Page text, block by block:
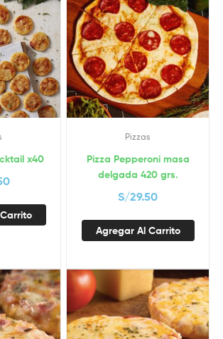
x40
Pizzas
Pizza Pepperoni masa
delgada 420 grs.
S/29.50
Agregar Al Carrito